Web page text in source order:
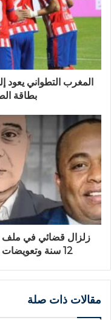
المغرب التطواني يعود
بطاقة
زلزال قضائي في ملف
12 سنة وتعويضات جمركية تتجاوز مليارات الدراهم
مقالات ذات صلة